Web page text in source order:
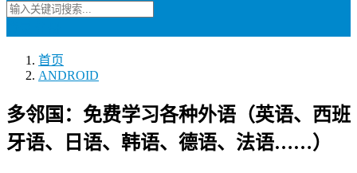
首页
ANDROID
多邻国：免费学习各种外语（英语、西班
牙语、日语、韩语、德语、法语……）